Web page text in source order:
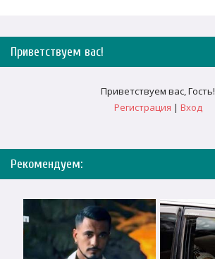
Приветствуем вас!
Приветствуем вас,Гость!
Регистрация | Вход
Рекомендуем: